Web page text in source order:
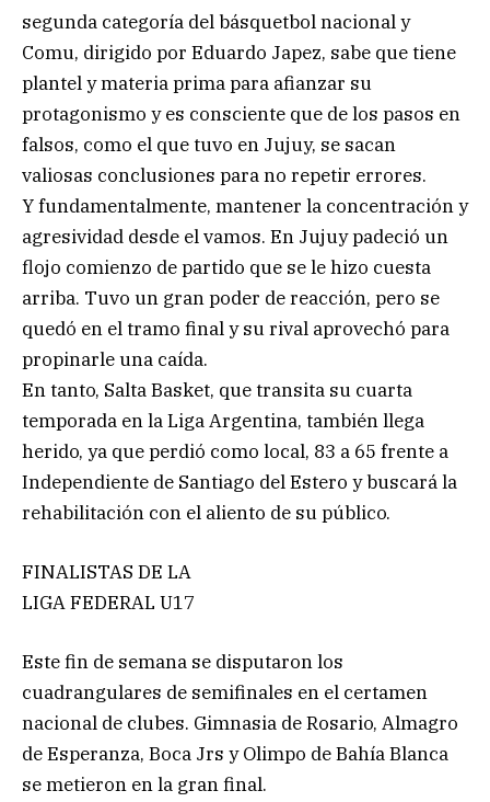
segunda categoría del básquetbol nacional y
Comu, dirigido por Eduardo Japez, sabe que tiene
plantel y materia prima para afianzar su
protagonismo y es consciente que de los pasos en
falsos, como el que tuvo en Jujuy, se sacan
valiosas conclusiones para no repetir errores.
Y fundamentalmente, mantener la concentración y
agresividad desde el vamos. En Jujuy padeció un
flojo comienzo de partido que se le hizo cuesta
arriba. Tuvo un gran poder de reacción, pero se
quedó en el tramo final y su rival aprovechó para
propinarle una caída.
En tanto, Salta Basket, que transita su cuarta
temporada en la Liga Argentina, también llega
herido, ya que perdió como local, 83 a 65 frente a
Independiente de Santiago del Estero y buscará la
rehabilitación con el aliento de su público.
FINALISTAS DE LA
LIGA FEDERAL U17
Este fin de semana se disputaron los
cuadrangulares de semifinales en el certamen
nacional de clubes. Gimnasia de Rosario, Almagro
de Esperanza, Boca Jrs y Olimpo de Bahía Blanca
se metieron en la gran final.